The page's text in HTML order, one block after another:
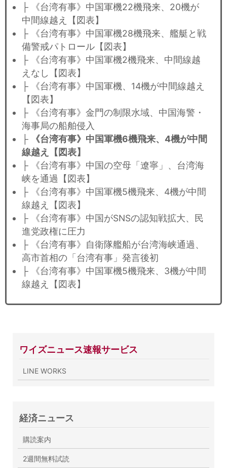
├ 《台湾有事》中国軍機22機飛来、20機が
中間線越え【図表】
├ 《台湾有事》中国軍機28機飛来、艦艇と戦
備警戒パトロール【図表】
├ 《台湾有事》中国軍機2機飛来、中間線越
えなし【図表】
├ 《台湾有事》中国軍機、14機が中間線越え
【図表】
├ 《台湾有事》金門の制限水域、中国海警・
海事局の船舶侵入
├
《台湾有事》中国軍機6機飛来、4機が中間
線越え【図表】
├ 《台湾有事》中国の空母「遼寧」、台湾海
峡を通過【図表】
├ 《台湾有事》中国軍機5機飛来、4機が中間
線越え【図表】
├ 《台湾有事》中国がSNSの認知戦拡大、民
進党政権に圧力
├ 《台湾有事》自衛隊艦船が台湾海峡通過、
高市首相の「台湾有事」発言後初
├ 《台湾有事》中国軍機5機飛来、3機が中間
線越え【図表】
ワイズニュース速報サービス
LINE WORKS
経済ニュース
購読案内
2週間無料試読